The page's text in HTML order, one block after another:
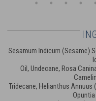
Sesamum Indicum (Sesame)
Oil, Undecane, Rosa
Tridecane, Helianthus